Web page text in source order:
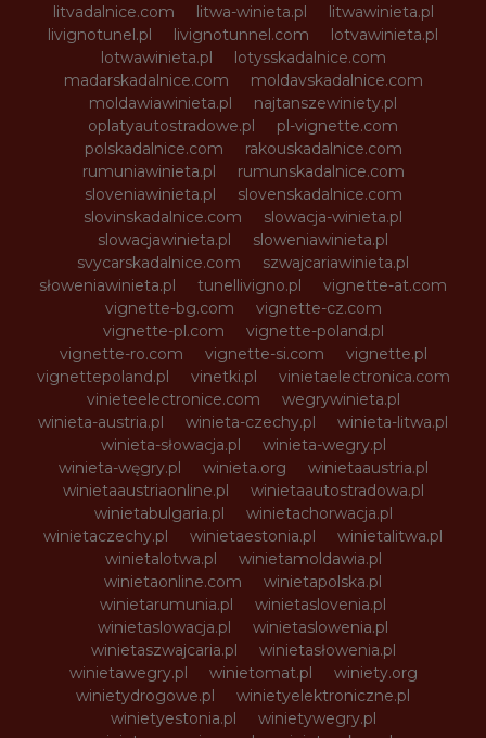
litvadalnice.com
litwa-winieta.pl
litwawinieta.pl
livignotunel.pl
livignotunnel.com
lotvawinieta.pl
lotwawinieta.pl
lotysskadalnice.com
madarskadalnice.com
moldavskadalnice.com
moldawiawinieta.pl
najtanszewiniety.pl
oplatyautostradowe.pl
pl-vignette.com
polskadalnice.com
rakouskadalnice.com
rumuniawinieta.pl
rumunskadalnice.com
sloveniawinieta.pl
slovenskadalnice.com
slovinskadalnice.com
slowacja-winieta.pl
slowacjawinieta.pl
sloweniawinieta.pl
svycarskadalnice.com
szwajcariawinieta.pl
słoweniawinieta.pl
tunellivigno.pl
vignette-at.com
vignette-bg.com
vignette-cz.com
vignette-pl.com
vignette-poland.pl
vignette-ro.com
vignette-si.com
vignette.pl
vignettepoland.pl
vinetki.pl
vinietaelectronica.com
vinieteelectronice.com
wegrywinieta.pl
winieta-austria.pl
winieta-czechy.pl
winieta-litwa.pl
winieta-słowacja.pl
winieta-wegry.pl
winieta-węgry.pl
winieta.org
winietaaustria.pl
winietaaustriaonline.pl
winietaautostradowa.pl
winietabulgaria.pl
winietachorwacja.pl
winietaczechy.pl
winietaestonia.pl
winietalitwa.pl
winietalotwa.pl
winietamoldawia.pl
winietaonline.com
winietapolska.pl
winietarumunia.pl
winietaslovenia.pl
winietaslowacja.pl
winietaslowenia.pl
winietaszwajcaria.pl
winietasłowenia.pl
winietawegry.pl
winietomat.pl
winiety.org
winietydrogowe.pl
winietyelektroniczne.pl
winietyestonia.pl
winietywegry.pl